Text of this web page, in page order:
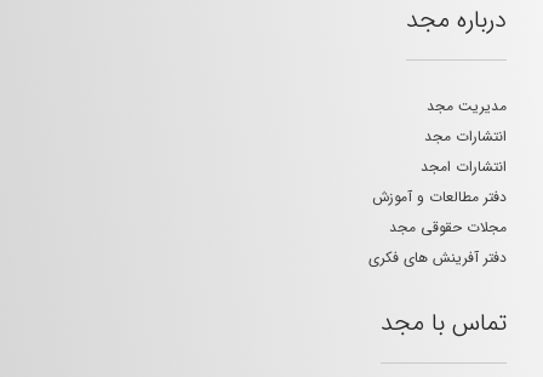
درباره مجد
مدیریت مجد
انتشارات مجد
انتشارات امجد
دفتر مطالعات و آموزش
مجلات حقوقی مجد
دفتر آفرینش های فکری
تماس با مجد